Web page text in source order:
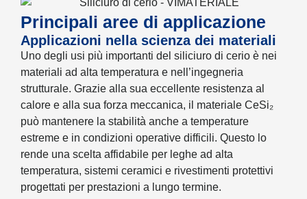
Principali aree di applicazione
Applicazioni nella scienza dei materiali
Uno degli usi più importanti del siliciuro di cerio è nei
materiali ad alta temperatura e nell’ingegneria
strutturale. Grazie alla sua eccellente resistenza al
calore e alla sua forza meccanica, il materiale CeSi₂
può mantenere la stabilità anche a temperature
estreme e in condizioni operative difficili. Questo lo
rende una scelta affidabile per leghe ad alta
temperatura, sistemi ceramici e rivestimenti protettivi
progettati per prestazioni a lungo termine.